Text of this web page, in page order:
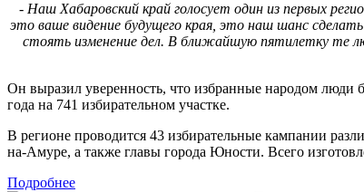
- Наш Хабаровский край голосует один из первых
это ваше видение будущего края, это наш шанс
стоять изменение дел. В ближайшую пятилетку те
Он выразил уверенность, что избранные народом люди
года на 741 избирательном участке.
В регионе проводится 43 избирательные кампании
на-Амуре, а также главы города Юности. Всего
Подробнее